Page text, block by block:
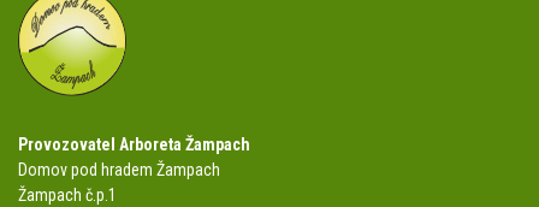
Provozovatel Arboreta Žampach
Domov pod hradem Žampach
Žampach č.p.1